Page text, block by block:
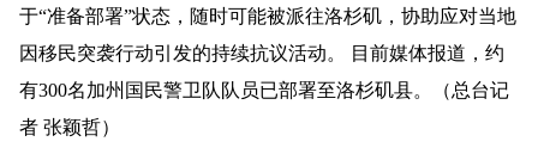
于“准备部署”状态，随时可能被派往洛杉矶，协助应对当地
因移民突袭行动引发的持续抗议活动。 目前媒体报道 ，约
有300名加州国民警卫队队员已部署至洛杉矶县。（总台记
者 张颖哲）